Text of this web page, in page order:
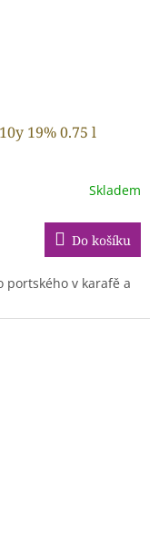
19% 0.75 l
Skladem
Do košíku
v karafě a